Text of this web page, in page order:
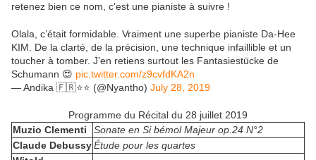
retenez bien ce nom, c'est une pianiste à suivre !
Olala, c’était formidable. Vraiment une superbe pianiste Da-Hee
KIM. De la clarté, de la précision, une technique infaillible et un
toucher à tomber. J’en retiens surtout les Fantasiestücke de
Schumann 😍 pic.twitter.com/z9cvfdKA2n
— Andika 🇫🇷⭐️⭐️ (@Nyantho) July 28, 2019
Programme du Récital du 28 juillet 2019
Muzio Clementi
Sonate en Si bémol Majeur op.24 N°2
Claude DebussyÉtude pour les quartes